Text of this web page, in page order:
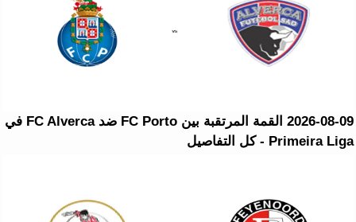
2026-08-09 القمة المرتقبة بين FC Porto ضد FC Alverca في
Primeira Liga - كل التفاصيل